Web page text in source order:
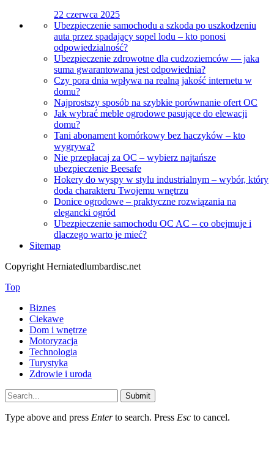
22 czerwca 2025
Ubezpieczenie samochodu a szkoda po uszkodzeniu
auta przez spadający sopel lodu – kto ponosi
odpowiedzialność?
Ubezpieczenie zdrowotne dla cudzoziemców — jaka
suma gwarantowana jest odpowiednia?
Czy pora dnia wpływa na realną jakość internetu w
domu?
Najprostszy sposób na szybkie porównanie ofert OC
Jak wybrać meble ogrodowe pasujące do elewacji
domu?
Tani abonament komórkowy bez haczyków – kto
wygrywa?
Nie przepłacaj za OC – wybierz najtańsze
ubezpieczenie Beesafe
Hokery do wyspy w stylu industrialnym – wybór, który
doda charakteru Twojemu wnętrzu
Donice ogrodowe – praktyczne rozwiązania na
elegancki ogród
Ubezpieczenie samochodu OC AC – co obejmuje i
dlaczego warto je mieć?
Sitemap
Copyright Herniatedlumbardisc.net
Top
Biznes
Ciekawe
Dom i wnętrze
Motoryzacja
Technologia
Turystyka
Zdrowie i uroda
Submit
Type above and press Enterto search. Press Esc to cancel.